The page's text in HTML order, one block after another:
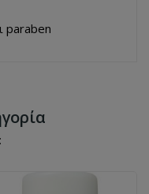
paraben